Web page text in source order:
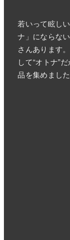
若いって眩し
ナ」にならな
さんあります
して“オトナ”
品を集めました